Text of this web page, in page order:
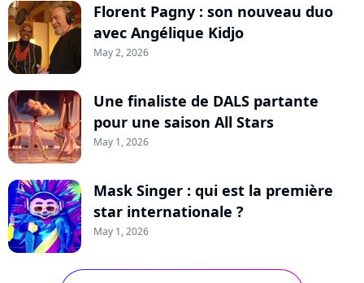
Florent Pagny : son nouveau duo
avec Angélique Kidjo
May 2, 2026
Une finaliste de DALS partante
pour une saison All Stars
May 1, 2026
Mask Singer : qui est la première
star internationale ?
May 1, 2026